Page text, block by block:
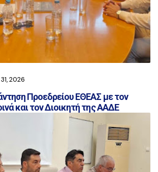
31, 2026
Προεδρείου ΕΘΕΑΣ με τον
και τον Διοικητή της ΑΑΔΕ